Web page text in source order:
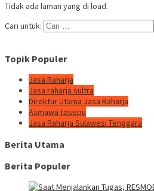
Tidak ada laman yang di load.
Cari untuk:
Topik Populer
Jasa Raharja
Jasa raharja sultra
Direktur Utama Jasa Raharja
Asmawa tosepu
Jasa Raharja Sulawesi Tenggara
Berita Utama
Berita Populer